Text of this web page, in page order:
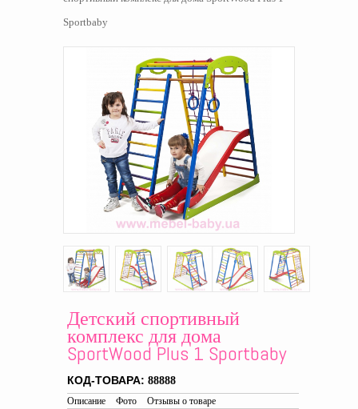
Sportbaby
Детский спортивный
комплекс для дома
SportWood Plus 1 Sportbaby
КОД-ТОВАРА: 88888
Описание Фото Отзывы о товаре